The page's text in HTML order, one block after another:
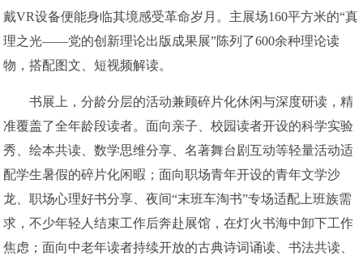
戴VR设备便能身临其境感受革命岁月。主展场160平方米的“真
理之光——党的创新理论出版成果展”陈列了600余种理论读
物，搭配图文、短视频解读。
书展上，分龄分层的活动兼顾碎片化休闲与深度研读，精
准覆盖了全年龄段读者。面向亲子、校园读者开设的科学实验
秀、绘本共读、数学思维分享、名著舞台剧互动等轻量活动适
配学生暑假的碎片化闲暇；面向职场青年开设的青年文学沙
龙、职场心理好书分享、夜间“末班车淘书”专场适配上班族需
求，不少年轻人结束工作后奔赴展馆，在灯火书海中卸下工作
焦虑；面向中老年读者持续开放的古典诗词诵读、书法共读、